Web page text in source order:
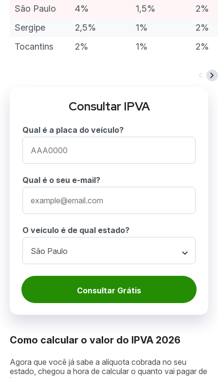
São Paulo 4% 1,5%
2%
Sergipe
2,5% 1%
2%
Tocantins
2% 1% 2%
Consultar IPVA
Qual é a placa do veículo?
Qual é o seu e-mail?
O veículo é de qual estado?
Consultar Grátis
Como calcular o valor do IPVA 2026
Agora que você já sabe a alíquota cobrada no seu
estado, chegou a hora de calcular o quanto vai pagar de